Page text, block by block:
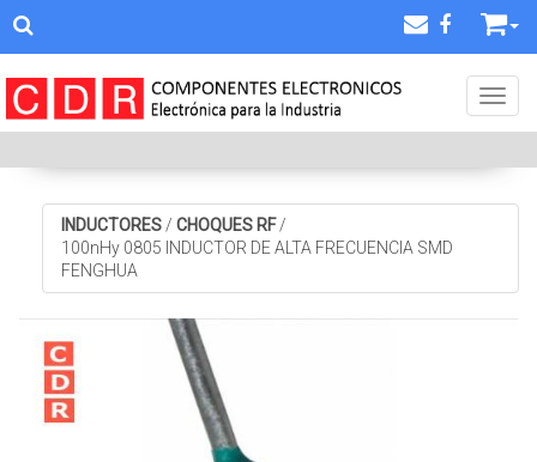
INDUCTORES / CHOQUES RF /
100nHy 0805 INDUCTOR DE ALTA FRECUENCIA SMD
FENGHUA